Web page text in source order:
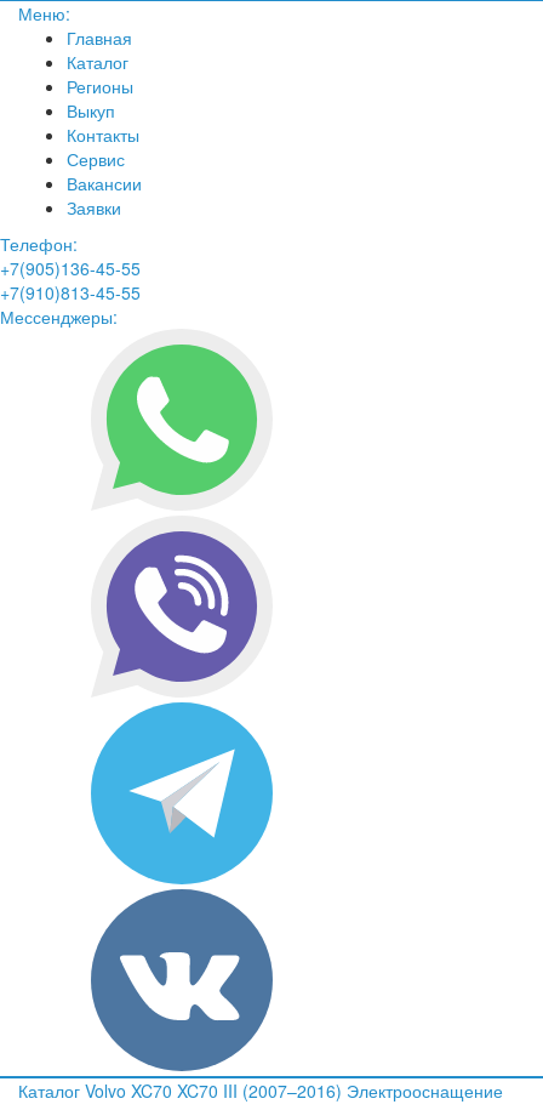
Меню:
Главная
Каталог
Регионы
Выкуп
Контакты
Сервис
Вакансии
Заявки
Телефон:
+7(905)136-45-55
+7(910)813-45-55
Мессенджеры:
Каталог Volvo XC70 XC70 III (2007–2016) Электрооснащение